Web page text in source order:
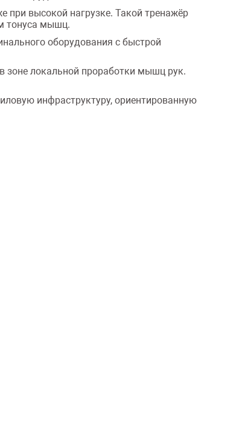
высокой нагрузке. Такой тренажёр
тонуса мышц.
оборудования с быстрой
зоне локальной проработки мышц рук.
инфраструктуру, ориентированную